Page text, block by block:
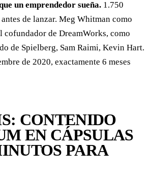
un emprendedor sueña. 1.750
de lanzar. Meg Whitman como
cofundador de DreamWorks, como
de Spielberg, Sam Raimi, Kevin Hart.
de 2020, exactamente 6 meses
CONTENIDO
EN CÁPSULAS
PARA